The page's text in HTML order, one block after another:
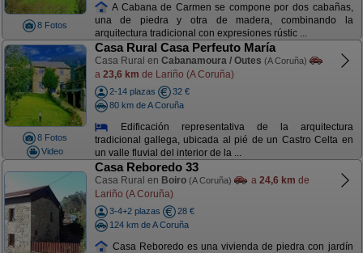
8 Fotos
A Cabana de Carmen se compone por dos cabañas,
una de piedra y otra de madera, combinando la
arquitectura tradicional con expresiones rústic ...
8 Fotos
Video
Casa Rural Casa Perfeuto María
Casa Rural en Cabanamoura / Outes (A Coruña)
a 23,6 km de Lariño (A Coruña)
2-14 plazas
32 €
80 km de A Coruña
Edificación representativa de la arquitectura
tradicional gallega, ubicada al pié de un Castro Celta en
un valle fluvial del interior de la ...
Casa Reboredo 33
Casa Rural en Boiro (A Coruña) a 24,6 km de
Lariño (A Coruña)
3-4+2 plazas
28 €
124 km de A Coruña
Casa Reboredo es una vivienda de piedra con jardín